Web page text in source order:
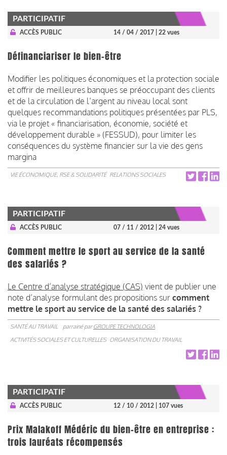
PARTICIPATIF
ACCÈS PUBLIC 14 / 04 / 2017 | 22 vues
Définanciariser le bien-être
Modifier les politiques économiques et la protection sociale
et offrir de meilleures banques se préoccupant des clients
et de la circulation de l’argent au niveau local sont
quelques recommandations politiques présentées par PLS,
via le projet « financiarisation, économie, société et
développement durable » (FESSUD), pour limiter les
conséquences du système financier sur la vie des gens
margina
VIE ÉCONOMIQUE, RSE & SOLIDARITÉ RELATIONS SOCIALES
PARTICIPATIF
ACCÈS PUBLIC 07 / 11 / 2012 | 24 vues
Comment mettre le sport au service de la santé
des salariés ?
Le Centre d’analyse stratégique (CAS) vient de publier une
note d’analyse formulant des propositions sur comment
mettre le sport au service de la santé des salariés ?
SANTÉ AU TRAVAIL parrainé parGROUPE TECHNOLOGIA
ACTIVITÉS SOCIALES ET CULTURELLES ORGANISATION DU TRAVAIL
PARTICIPATIF
ACCÈS PUBLIC 12 / 10 / 2012 | 107 vues
Prix Malakoff Médéric du bien-être en entreprise :
trois lauréats récompensés